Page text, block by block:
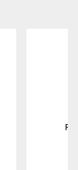
den Brand